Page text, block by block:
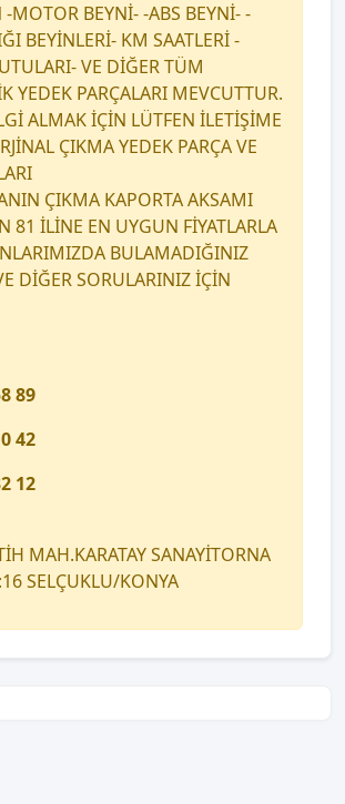
-MOTOR BEYNİ- -ABS BEYNİ- -
BEYİNLERİ- KM SAATLERİ -
VE DİĞER TÜM
YEDEK PARÇALARI MEVCUTTUR.
ALMAK İÇİN LÜTFEN İLETİŞİME
ÇIKMA YEDEK PARÇA VE
ÇIKMA KAPORTA AKSAMI
81 İLİNE EN UYGUN FİYATLARLA
BULAMADIĞINIZ
DİĞER SORULARINIZ İÇİN
89
42
12
MAH.KARATAY SANAYİTORNA
SELÇUKLU/KONYA